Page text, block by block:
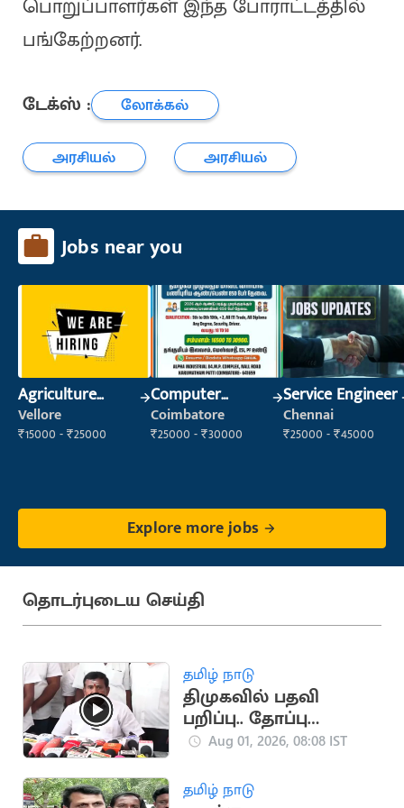
பொறுப்பாளர்கள் இந்த போராட்டத்தில்
பங்கேற்றனர்.
டேக்ஸ் :
லோக்கல்
அரசியல்
அரசியல்
Jobs near you
Agriculture
Labour
Vellore
₹15000 - ₹25000
Computer
Operator
Coimbatore
₹25000 - ₹30000
Service Engineer
Chennai
₹25000 - ₹45000
Explore more jobs
தொடர்புடைய செய்தி
தமிழ் நாடு
திமுகவில் பதவி
பறிப்பு.. தோப்பு
வெங்கடாசலம்
Aug 01, 2026, 08:08 IST
தமிழ் நாடு